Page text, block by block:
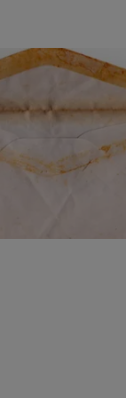
Si
Si
Puedes
inferior
Para